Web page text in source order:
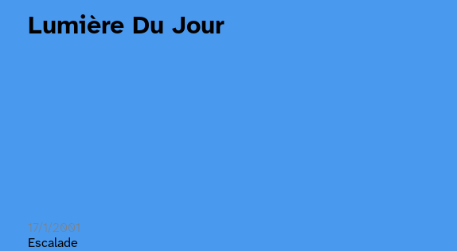
Lumière Du Jour
17/1/2001
Escalade